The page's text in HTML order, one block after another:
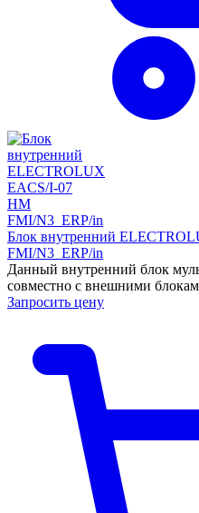
Блок внутренний
FMI/N3_ERP/in
Данный внутренний блок
совместно с внешними
Запросить цену